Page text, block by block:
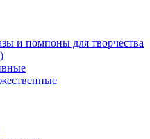
и помпоны для творчества